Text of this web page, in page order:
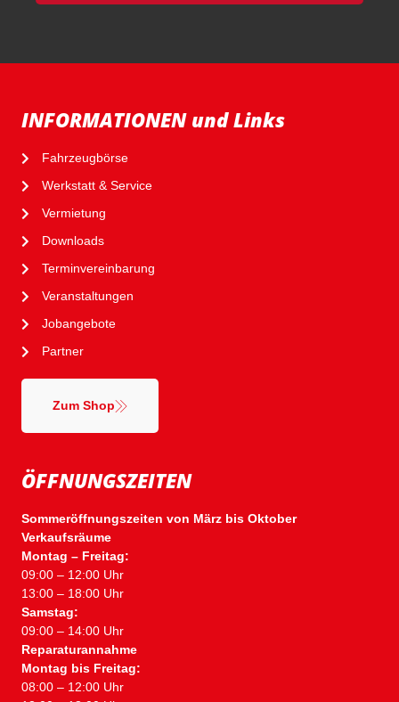
ÖFFNUNGSZEITEN
Sommeröffnungszeiten von März bis Oktober
Verkaufsräume
Montag – Freitag:
09:00 – 12:00 Uhr
13:00 – 18:00 Uhr
Samstag:
09:00 – 14:00 Uhr
Reparaturannahme
Montag bis Freitag:
08:00 – 12:00 Uhr
INFORMATIONEN und Links
Fahrzeugbörse
Werkstatt & Service
Vermietung
Downloads
Terminvereinbarung
Veranstaltungen
Jobangebote
Partner
Zum Shop